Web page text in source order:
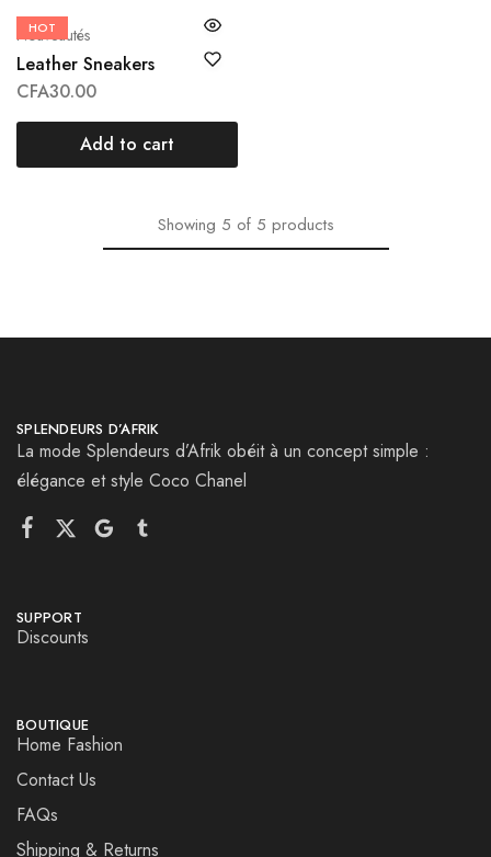
HOT
Nouveautés
Leather Sneakers
CFA30.00
Add to cart
Showing 5 of 5 products
SPLENDEURS D’AFRIK
La mode Splendeurs d’Afrik obéit à un concept simple :
élégance et style Coco Chanel
SUPPORT
Discounts
BOUTIQUE
Home Fashion
Contact Us
FAQs
Shipping & Returns